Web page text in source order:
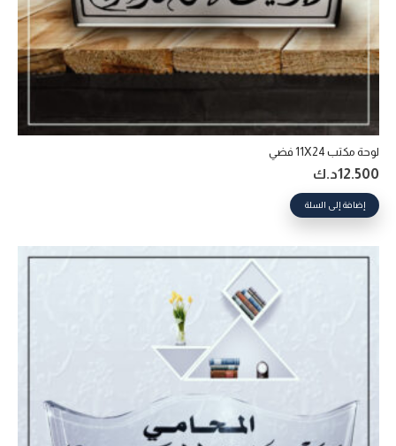
لوحة مكتب 11X24 فضي
12.500د.ك
إضافة إلى السلة